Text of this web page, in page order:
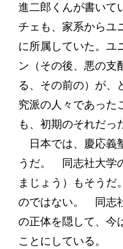
進二郎くんが書いて
チェも、家系からユ
に所属していた。ユ
ン（その後、悪の支
る、その前の）が、
究派の人々であった
も、初期のそれだっ
日本では、慶応義
うだ。 同志社大学
まじょう）もそうだ
のではない。 同志
の正体を隠して、今
ことにしている。